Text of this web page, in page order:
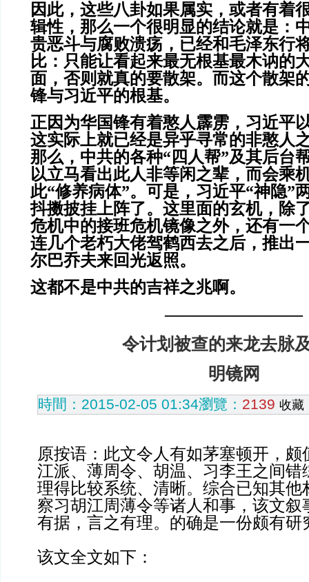
因此，这些八卦如果属实，或者有着
辑性，那么一个很明显的结论就是：
贵恶斗与腐败溃疡，已经和毛泽东行
比：只能让看起来最无根基最木讷的
面，否则就真的要散架。而这个散架
锋与习近平的根基。
正因为华国锋有着憨人霹雳，习近平
这实际上就已经是异乎寻常的非憨人
那么，中共的各种“四人帮”及其后台
以立马看出此人非等闲之辈，而会乘
此“修养病体”。可是，习近平“神隐”
抖擞披挂上阵了。这里面的玄机，除
危机中的接班危机镜像之外，还有一
连几个老朽大佬驾鹤西去之后，推出
尔巴乔夫来回光返照。
这都不是中共的吉祥之兆啊。
————————
令计划被查的来龙去脉
明镜网
時間：2015-02-05 01:34瀏覽： 2139 收藏
原按语：此文令人有如茅塞顿开，颇
江派、薄周令、胡温、习李王之间错
理得比较系统、清晰。综合已知其他
察习胡江周薄令等诸人和事，该文叙
有据，言之有理。的确是一份颇有研
该文全文如下：